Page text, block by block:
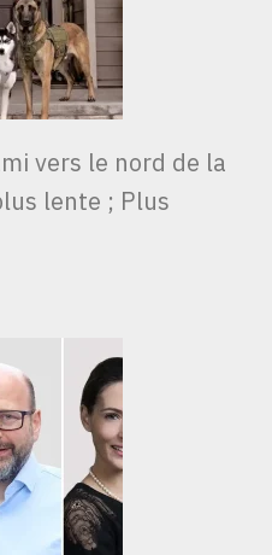
vers le nord de la
lente ; Plus